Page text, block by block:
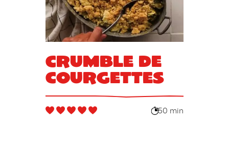
Crumble de
courgettes
50 min